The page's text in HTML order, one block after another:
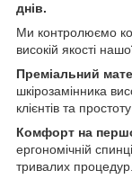
днів.
Ми контролюємо
високій якості
Преміальний
шкірозамінника
клієнтів та
Комфорт на
ергономічній
тривалих процедур.